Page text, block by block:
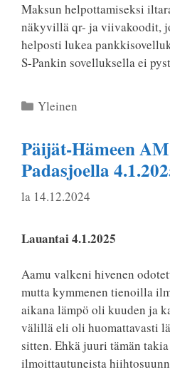
Maksun helpottamiseksi
näkyvillä qr- ja viivakoodit,
helposti lukea
S-Pankin sovelluksella ei
Kategoriat
Yleinen
Päijät-Hämeen
Padasjoella
la 14.12.2024
Lauantai 4.1.2025
Aamu valkeni hivenen
mutta kymmenen tienoilla
aikana lämpö oli kuuden ja
välillä eli oli huomattavasti
sitten. Ehkä juuri tämän
ilmoittautuneista